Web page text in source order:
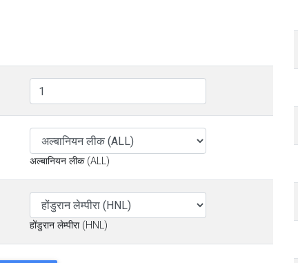
अल्बानियन लीक (ALL)
होंडुरान लेम्पीरा (HNL)